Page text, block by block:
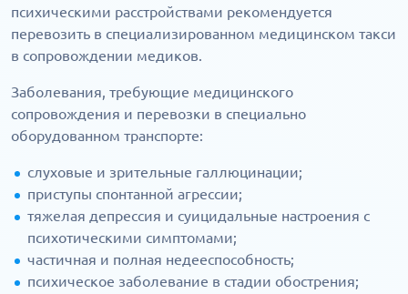
психическими расстройствами рекомендуется
перевозить в специализированном медицинском такси
в сопровождении медиков.
Заболевания, требующие медицинского
сопровождения и перевозки в специально
оборудованном транспорте:
слуховые и зрительные галлюцинации;
приступы спонтанной агрессии;
тяжелая депрессия и суицидальные настроения с
психотическими симптомами;
частичная и полная недееспособность;
психическое заболевание в стадии обострения;